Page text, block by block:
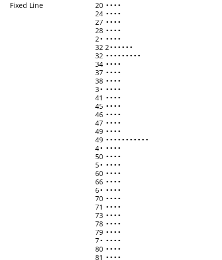
Fixed Line
20 • • • •
24 • • • •
27 • • • •
28 • • • •
2• • • • •
32 2• • • • • •
32 • • • • • • • • •
34 • • • •
37 • • • •
38 • • • •
3• • • • •
41 • • • •
45 • • • •
46 • • • •
47 • • • •
49 • • • •
49 • • • • • • • • • • •
4• • • • •
50 • • • •
5• • • • •
60 • • • •
66 • • • •
6• • • • •
70 • • • •
71 • • • •
73 • • • •
78 • • • •
79 • • • •
7• • • • •
80 • • • •
81 • • • •